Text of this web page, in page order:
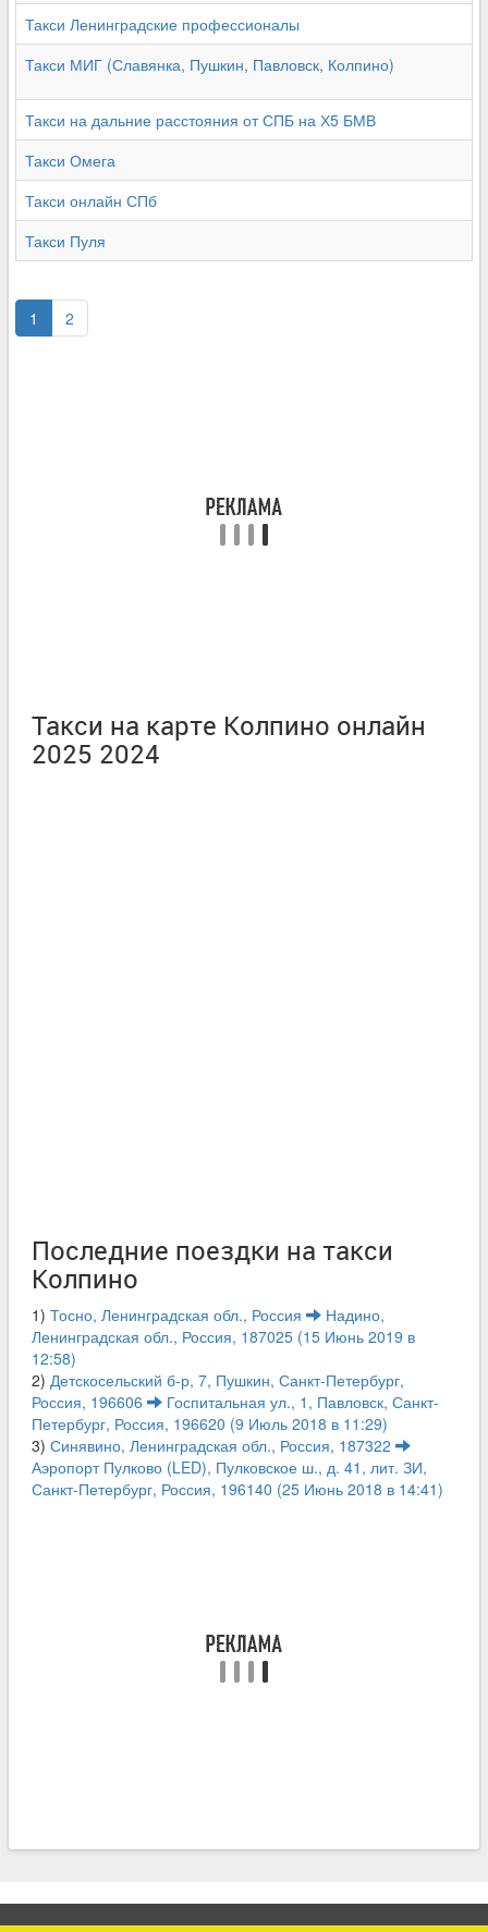
Такси Ленинградские профессионалы
Такси МИГ (Славянка, Пушкин, Павловск, Колпино)
Такси на дальние расстояния от СПБ на Х5 БМВ
Такси Омега
Такси онлайн СПб
Такси Пуля
1 2
Такси на карте Колпино онлайн
2025 2024
Последние поездки на такси
Колпино
1) Тосно, Ленинградская обл., Россия
Надино,
Ленинградская обл., Россия, 187025 (15 Июнь 2019 в
12:58)
2) Детскосельский б-р, 7, Пушкин, Санкт-Петербург,
Россия, 196606
Госпитальная ул., 1, Павловск, Санкт-
Петербург, Россия, 196620 (9 Июль 2018 в 11:29)
3) Синявино, Ленинградская обл., Россия, 187322
Аэропорт Пулково (LED), Пулковское ш., д. 41, лит. ЗИ,
Санкт-Петербург, Россия, 196140 (25 Июнь 2018 в 14:41)